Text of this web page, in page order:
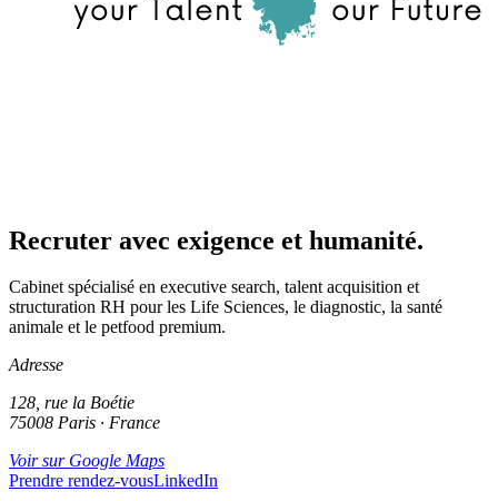
Recruter avec exigence et humanité.
Cabinet spécialisé en executive search, talent acquisition et
structuration RH pour les Life Sciences, le diagnostic, la santé
animale et le petfood premium.
Adresse
128, rue la Boétie
75008 Paris · France
Voir sur Google Maps
Prendre rendez-vousLinkedIn